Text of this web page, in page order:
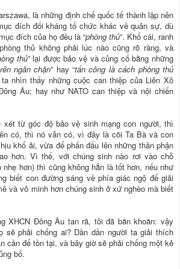
là những định chế quốc tế thành lập nên
đích đối kháng tổ chức khác về quân sự, dù
đích của họ đều là “phòng thủ”. Khổ cái, ranh
thủ không phải lúc nào cũng rõ ràng, và
thủ” lại được bảo vệ và củng cố bằng những
ngăn chặn” hay “tấn công là cách phòng thủ
nhìn thấy những cuộc can thiệp của Liên Xô
Âu; hay như NATO can thiệp và nội chiến
xét từ góc độ bảo vệ sinh mạng con người, thì
có, thì nó vẫn có, vì đây là cõi Ta Bà và con
khổ ải, vừa để phấn đấu lên những thân phận
hơn. Vì thế, với chúng sinh nào rơi vào chỗ
nhẹ hơn) thì cũng không hẳn là tốt hơn, nếu như
biết con đường sáng về phía giác ngộ để giải
và vô minh hơn chúng sinh ở xứ nghèo mà biết
XHCN Đông Âu tan rã, tôi đã băn khoăn: vậy
sẽ phải chống ai? Dần dần người ta giải thích
cần để tồn tại, và bây giờ sẽ phải chống một kẻ
bố.